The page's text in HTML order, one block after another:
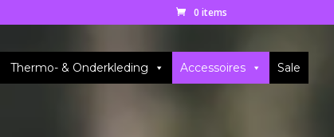
0 items
Thermo- & Onderkleding Accessoires Sale